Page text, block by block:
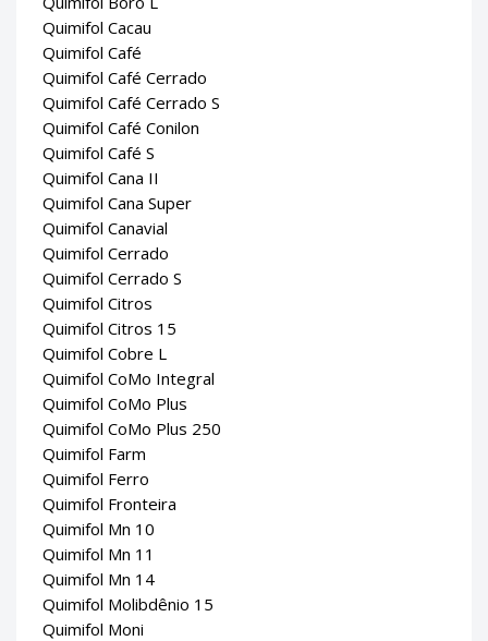
Quimifol Cacau
Quimifol Café
Quimifol Café Cerrado
Quimifol Café Cerrado S
Quimifol Café Conilon
Quimifol Café S
Quimifol Cana II
Quimifol Cana Super
Quimifol Canavial
Quimifol Cerrado
Quimifol Cerrado S
Quimifol Citros
Quimifol Citros 15
Quimifol Cobre L
Quimifol CoMo Integral
Quimifol CoMo Plus
Quimifol CoMo Plus 250
Quimifol Farm
Quimifol Ferro
Quimifol Fronteira
Quimifol Mn 10
Quimifol Mn 11
Quimifol Mn 14
Quimifol Molibdênio 15
Quimifol Moni